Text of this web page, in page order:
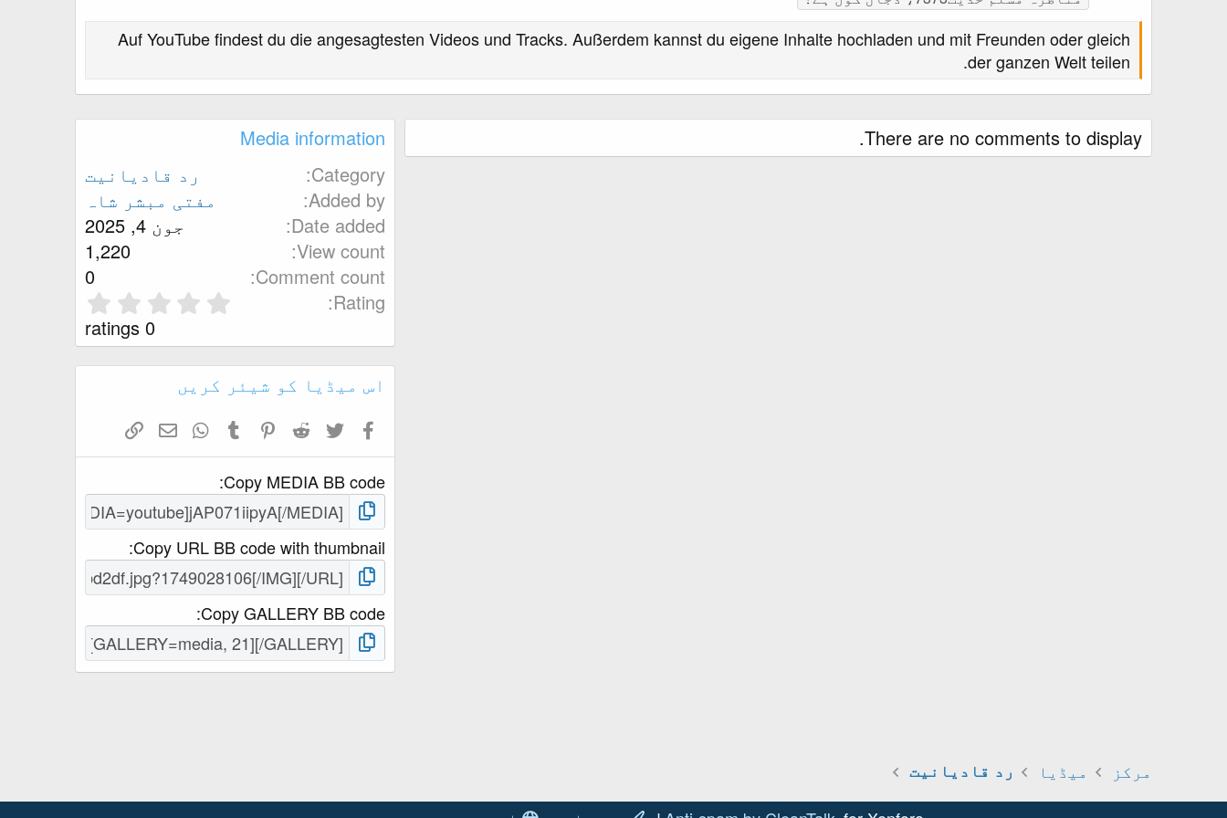
s
Auf YouTube findest du die angesagtesten Videos und Tracks. Außerdem kannst du eigene Inhalte hochladen und mit Freunden oder gleich
der ganzen Welt teilen.
There are no comments to display.
Media information
Category
رد قادیانیت
Added by
مفتی مبشر شاہ
Date added
جون 4, 2025
View count
1,220
Comment count
0
Rating
0
0
r
s
)
0 ratings
اس میڈیا کو شیئر کریں
Facebook
Twitter
Reddit
Pinterest
Tumblr
WhatsApp
ای میل
Copy MEDIA BB code
Copy URL BB code with thumbnail
Copy GALLERY BB code
مرکز میڈیا
رد قادیانیت